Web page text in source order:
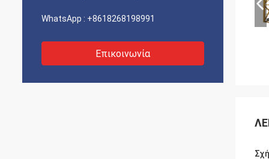
WhatsApp : +8618268198991
Επικοινωνία